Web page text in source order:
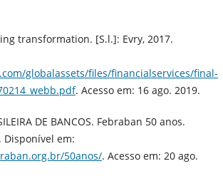
transformation. [S.l.]: Evry, 2017.
globalassets/files/financialservices/final-
. Acesso em: 16 ago. 2019.
DE BANCOS. Febraban 50 anos.
Disponível em:
50anos/. Acesso em: 20 ago.